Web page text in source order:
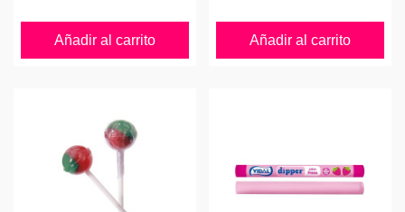
Añadir al carrito Añadir al carrito